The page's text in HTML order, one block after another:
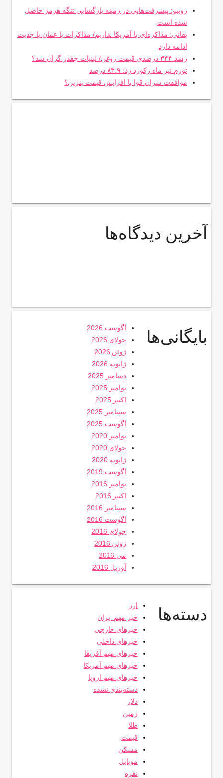
روبیو: پیشرفت‌هایی در زمینه بازگشایی تنگه هرمز حاصل
شده است
بقائی: مذاکره‌ای با آمریکا نداریم/ مذاکرات با عمان با جدیت
ادامه دارد
رشد ۳۴۴ درصدی قیمت روغن/ لبنیات چقدر گران شد؟
تورم تیر ماه رکورد زد؛ ۸۳.۹ درصد
موافقت سران قوا با افزایش قیمت بنزین؟
آخرین دیدگاه‌ها
بایگانی‌ها
آگوست 2026
جولای 2026
ژوئن 2026
ژانویه 2026
دسامبر 2025
نوامبر 2025
اکتبر 2025
سپتامبر 2025
آگوست 2025
نوامبر 2020
جولای 2020
ژانویه 2020
آگوست 2019
نوامبر 2016
اکتبر 2016
سپتامبر 2016
آگوست 2016
جولای 2016
ژوئن 2016
می 2016
آوریل 2016
دسته‌ها
ارز
خبر مهم ایران
خبرهای خارجی
خبرهای داخلی
خبرهای مهم آفریقا
خبرهای مهم آمریکا
خبرهای مهم اروپا
دسته‌بندی نشده
دلار
زمین
طلا
قیمت
مسکن
موبایل
نقره